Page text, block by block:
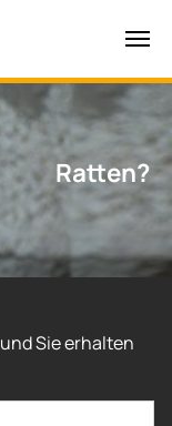
Ratten?
Sie erhalten